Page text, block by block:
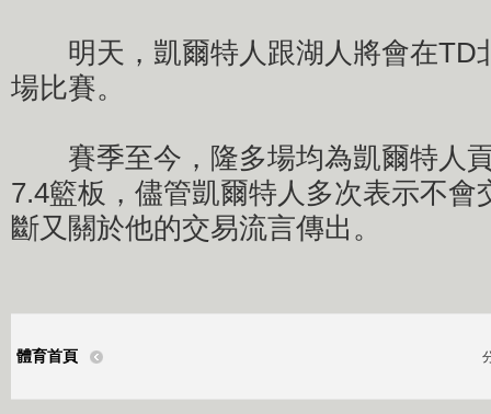
明天，凱爾特人跟湖人將會在TD
場比賽。
賽季至今，隆多場均為凱爾特人貢
7.4籃板，儘管凱爾特人多次表示不會
斷又關於他的交易流言傳出。
體育首頁